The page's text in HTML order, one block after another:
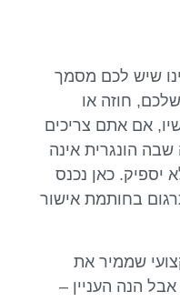
שיש לכם מסמך
חוזה או
אם אתם צריכים
הונגרית אינה
יספיק. כאן נכנס
בחותמת אישור
שממיר את
הנה העניין –